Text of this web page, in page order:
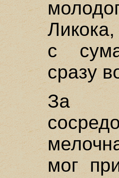
с
сразу
За
мог